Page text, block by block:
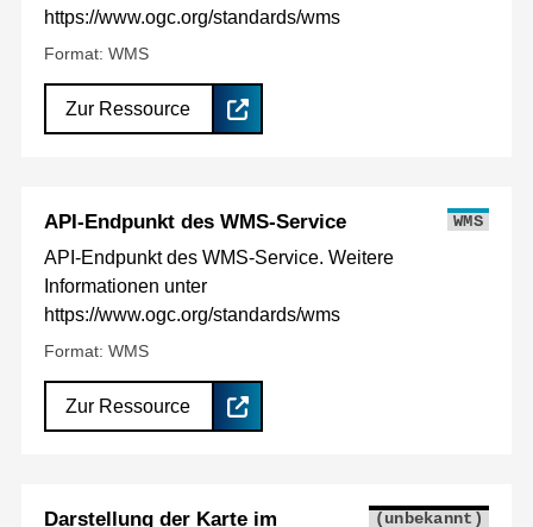
https://www.ogc.org/standards/wms
Format: WMS
Zur Ressource
API-Endpunkt des WMS-Service WMS
API-Endpunkt des WMS-Service. Weitere
Informationen unter
https://www.ogc.org/standards/wms
Format: WMS
Zur Ressource
Darstellung der Karte im (unbekannt)